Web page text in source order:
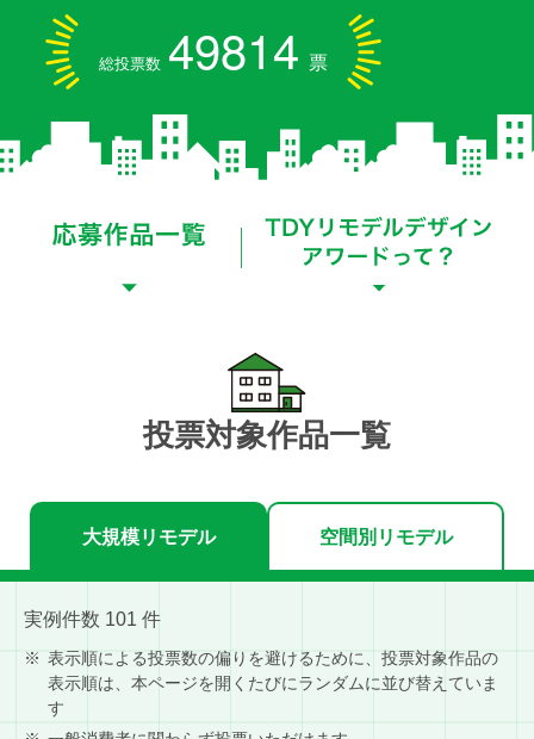
総投票数 49814 票
投票対象作品一覧
大規模リモデル 空間別リモデル
実例件数 101 件
表示順による投票数の偏りを避けるために、投票対象作品の
表示順は、本ページを開くたびにランダムに並び替えていま
す